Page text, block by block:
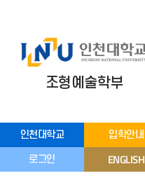
인천대학교 입학안내
로그인 ENGLISH
조형예술학부